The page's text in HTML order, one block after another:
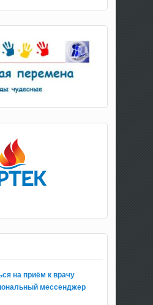
на приём к врачу
мессенджер